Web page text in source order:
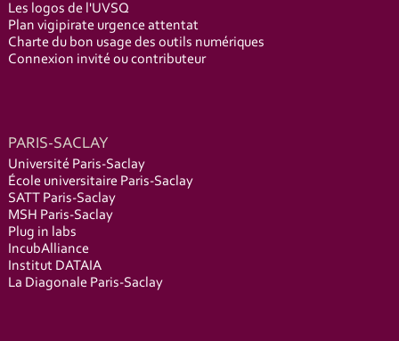
Les logos de l'UVSQ
Plan vigipirate urgence attentat
Charte du bon usage des outils numériques
Connexion invité ou contributeur
PARIS-SACLAY
Université Paris-Saclay
École universitaire Paris-Saclay
SATT Paris-Saclay
MSH Paris-Saclay
Plug in labs
IncubAlliance
Institut DATAIA
La Diagonale Paris-Saclay